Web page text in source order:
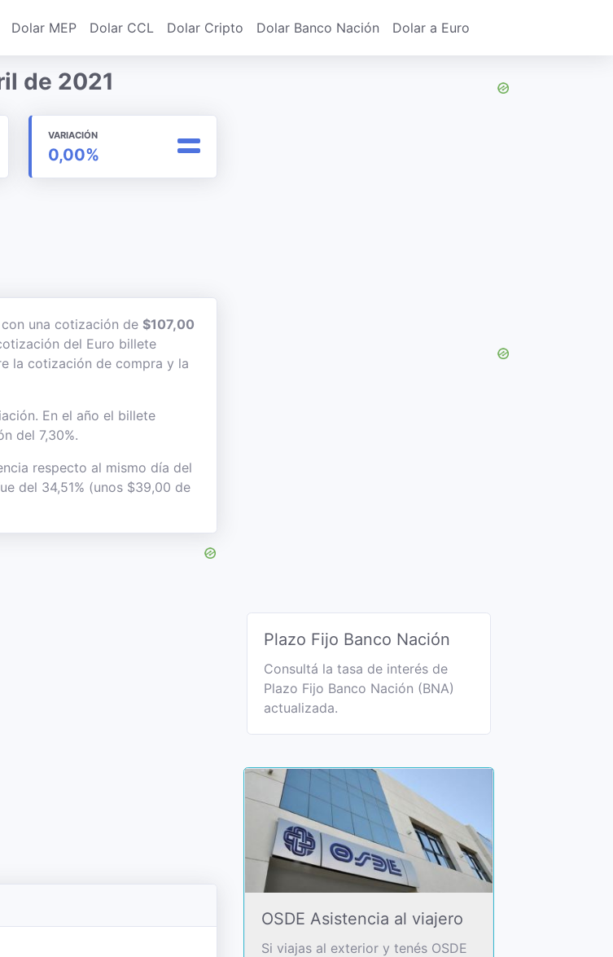
Dolar MEP Dolar CCL Dolar Cripto Dolar Banco Nación Dolar a Euro
de 2021
VARIACIÓN
0,00%
con una cotización de $107,00
del Euro billete
la cotización de compra y la
En el año el billete
del 7,30%.
respecto al mismo día del
del 34,51% (unos $39,00 de
Plazo Fijo Banco Nación
Consultá la tasa de interés de
Plazo Fijo Banco Nación (BNA)
actualizada.
OSDE Asistencia al viajero
Si viajas al exterior y tenés OSDE